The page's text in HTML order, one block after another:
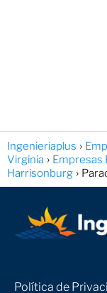
Ingenieriaplus
Virginia
Empresas
Harrisonburg
Política de